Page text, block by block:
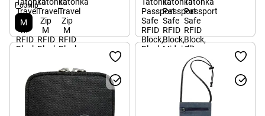
Розмір
M